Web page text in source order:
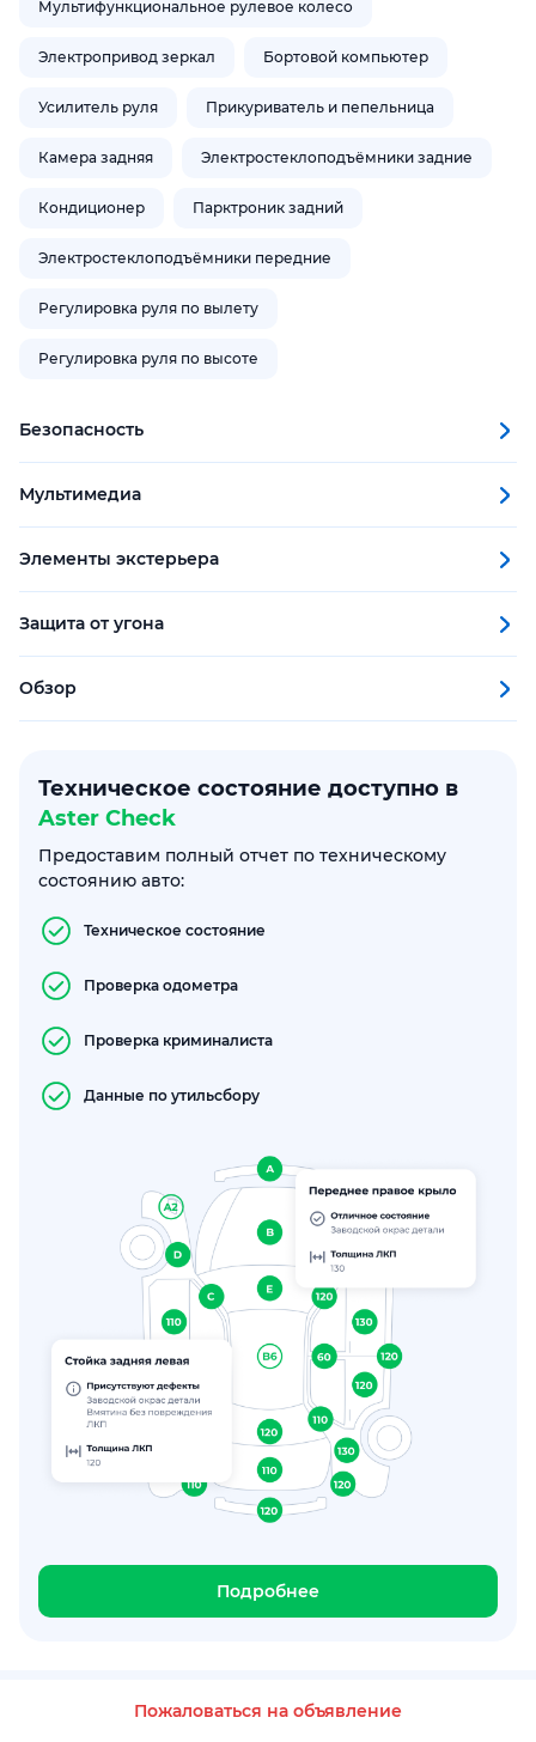
Мультифункциональное рулевое колесо
Электропривод зеркал Бортовой компьютер
Усилитель руля Прикуриватель и пепельница
Камера задняя Электростеклоподъёмники задние
Кондиционер Парктроник задний
Электростеклоподъёмники передние
Регулировка руля по вылету
Регулировка руля по высоте
Безопасность
Мультимедиа
Элементы экстерьера
Защита от угона
Обзор
Техническое состояние доступно в
Aster Check
Предоставим полный отчет по техническому
состоянию авто:
Техническое состояние
Проверка одометра
Проверка криминалиста
Данные по утильсбору
Подробнее
Пожаловаться на объявление